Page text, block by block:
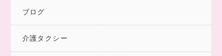
ブログ
介護タクシー